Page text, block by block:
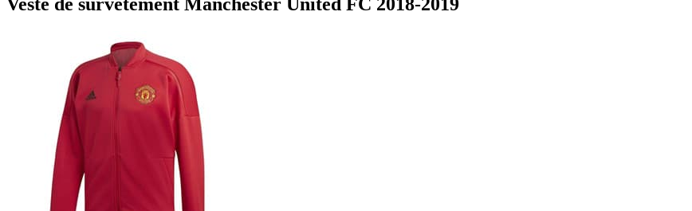
Veste de survêtement Manchester United FC 2018-2019